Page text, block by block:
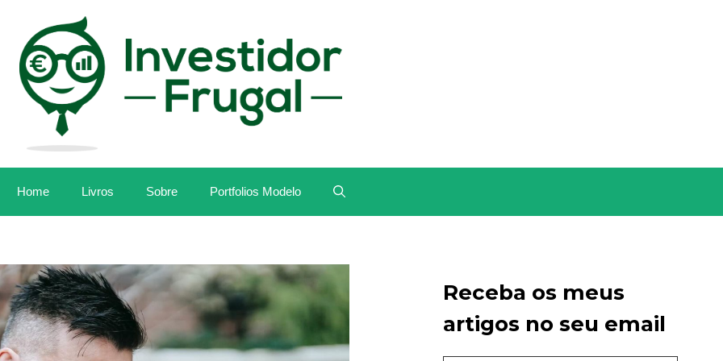
Home Livros Sobre Portfolios Modelo
Receba os meus
artigos no seu email